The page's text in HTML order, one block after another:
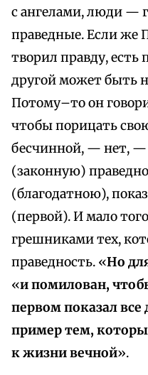
с ангелами, люди —
праведные. Если же
творил правду,
другой может быть
Потому–то он
чтобы порицать
бесчинной, — нет, —
(законную)
(благодатною),
(первой). И мало
грешниками тех,
праведность. «Но
«и помилован,
первом показал все
пример тем,
к жизни вечной».